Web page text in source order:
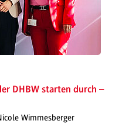
DHBW starten durch –
Wimmesberger